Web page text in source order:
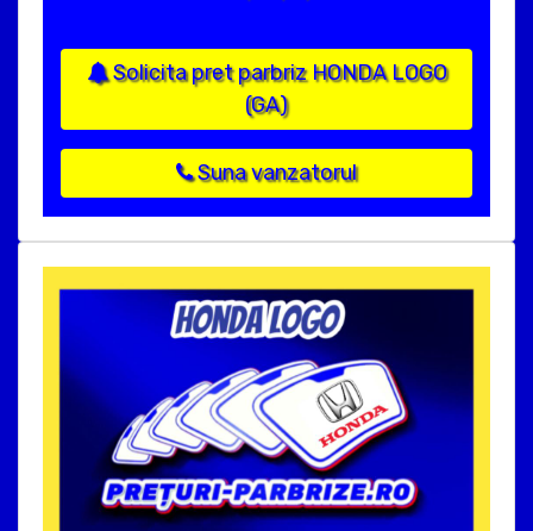
Solicita pret parbriz HONDA LOGO
(GA)
Suna vanzatorul